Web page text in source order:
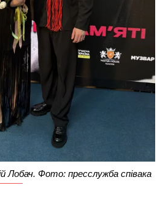
Лобач. Фото: пресслужба співака